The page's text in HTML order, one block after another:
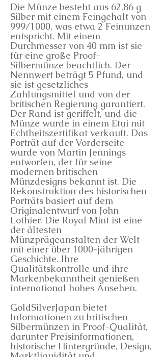
Die Münze besteht aus 62,86 g
Silber mit einem Feingehalt von
999/1000, was etwa 2 Feinunzen
entspricht. Mit einem
Durchmesser von 40 mm ist sie
für eine große Proof-
Silbermünze beachtlich. Der
Nennwert beträgt 5 Pfund, und
sie ist gesetzliches
Zahlungsmittel und von der
britischen Regierung garantiert.
Der Rand ist geriffelt, und die
Münze wurde in einem Etui mit
Echtheitszertifikat verkauft. Das
Porträt auf der Vorderseite
wurde von Martin Jennings
entworfen, der für seine
modernen britischen
Münzdesigns bekannt ist. Die
Rekonstruktion des historischen
Porträts basiert auf dem
Originalentwurf von John
Lothier. Die Royal Mint ist eine
der ältesten
Münzprägeanstalten der Welt
mit einer über 1000-jährigen
Geschichte. Ihre
Qualitätskontrolle und ihre
Markenbekanntheit genießen
international hohes Ansehen.
GoldSilverJapan bietet
Informationen zu britischen
Silbermünzen in Proof-Qualität,
darunter Preisinformationen,
historische Hintergründe, Design,